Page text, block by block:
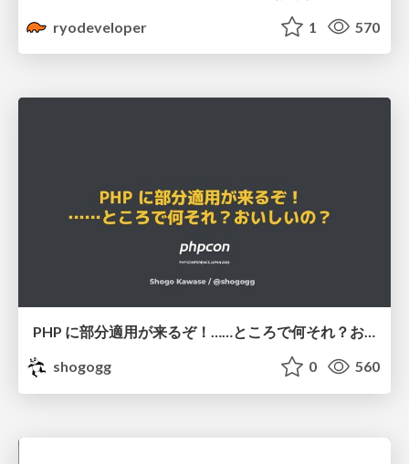
ryodeveloper
1 570
PHP に部分適用が来るぞ！……ところで何それ？おいしいの？ #phpcon / phpcon-2026
shogogg
0 560